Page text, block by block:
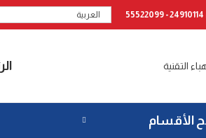
العربية
الأقسام